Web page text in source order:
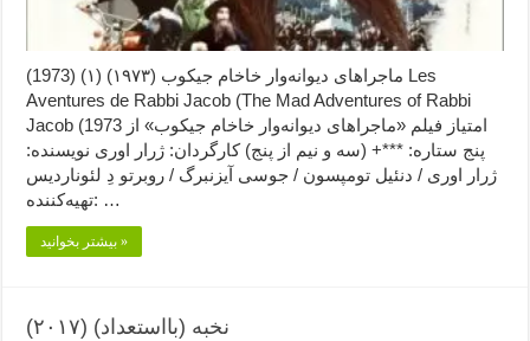
ماجراهای دیوانه‌وار خاخام جیکوب (۱۹۷۳) (۱) (1973) Les
Aventures de Rabbi Jacob (The Mad Adventures of Rabbi
Jacob (1973 امتیاز فیلم «ماجراهای دیوانه‌وار خاخام جیکوب» از
پنج ستاره: ***+ (سه و نیم از پنج) کارگردان: ژرار اوری نویسنده:
ژرار اوری / دنئیل تومپسون / جوسی آیزنبرگ / روبرتو دِ لئوناردیس
تهیه‌کننده: …
بیشتر بخوانید »
نخبه (بااستعداد) (۲۰۱۷)